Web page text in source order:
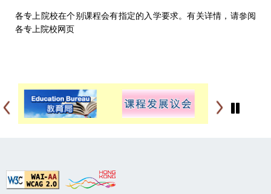
各专上院校在个别课程会有指定的入学要求。有关详情，请參阅
各专上院校网页